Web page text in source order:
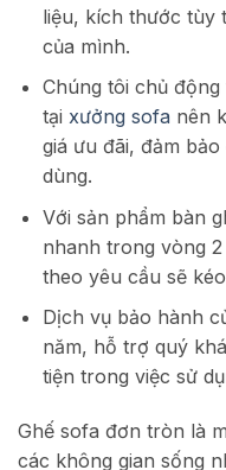
liệu, kích thước tùy
của mình.
Chúng tôi chủ
tại xưởng sofa nên
giá ưu đãi, đảm
dùng.
Với sản phẩm bàn
nhanh trong vòng
theo yêu cầu sẽ
Dịch vụ bảo hành
năm, hỗ trợ quý
tiện trong việc sử
Ghế sofa đơn tròn là
các không gian sống